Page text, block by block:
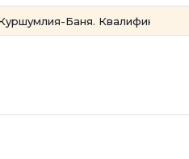
Баня. Квалификация